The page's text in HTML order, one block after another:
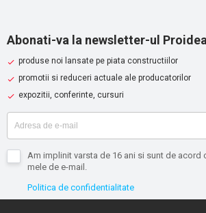
Abonati-va la newsletter-ul Proidea
produse noi lansate pe piata constructiilor
promotii si reduceri actuale ale producatorilor
expozitii, conferinte, cursuri
Am implinit varsta de 16 ani si sunt de acord
mele de e-mail.
Politica de confidentialitate